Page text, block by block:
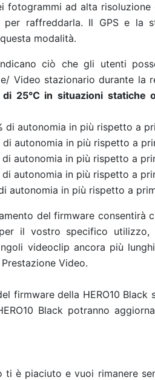
fotogrammi ad alta
per raffreddarla. Il GPS e la
modalità.
ciò che gli utenti
Video stazionario durante la
di 25°C in situazioni
di autonomia in più rispetto a
di autonomia in più rispetto a
di autonomia in più rispetto a
di autonomia in più rispetto a
autonomia in più rispetto a
del firmware consentirà
il vostro specifico
videoclip ancora più
Video.
firmware della HERO10
Black potranno
ti è piaciuto e vuoi rimanere